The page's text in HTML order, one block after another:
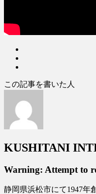
この記事を書いた人
KUSHITANI
Warning: Attempt to
静岡県浜松市にて1947年